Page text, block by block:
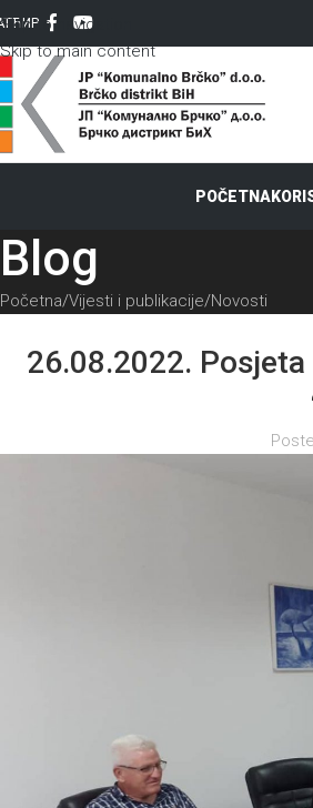
Skip to navigation
Skip to main content
ЋИР
POČETNA
Blog
Početna Vijesti i publikacije Novosti
26.08.2022.